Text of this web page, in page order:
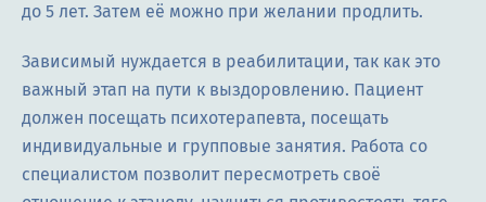
до 5 лет. Затем её можно при желании продлить.
Зависимый нуждается в реабилитации, так как это
важный этап на пути к выздоровлению. Пациент
должен посещать психотерапевта, посещать
индивидуальные и групповые занятия. Работа со
специалистом позволит пересмотреть своё